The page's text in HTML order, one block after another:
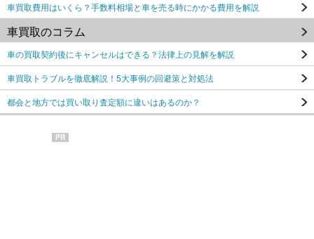
車買取費用はいくら？手数料相場と車を売る時にかかる費用を解説
車買取のコラム
車の買取契約後にキャンセルはできる？法律上の見解を解説
車買取トラブルを徹底解説！5大事例の回避策と対処法
都会と地方では買い取り査定額に違いはあるのか？
PR